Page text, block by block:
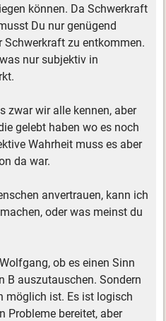
können. Da Schwerkraft
Du nur genügend
Schwerkraft zu entkommen.
nur subjektiv in
zwar wir alle kennen, aber
gelebt haben wo es noch
Wahrheit muss es aber
da war.
anvertrauen, kann ich
oder was meinst du
ob es einen Sinn
B auszutauschen. Sondern
möglich ist. Es ist logisch
Probleme bereitet, aber